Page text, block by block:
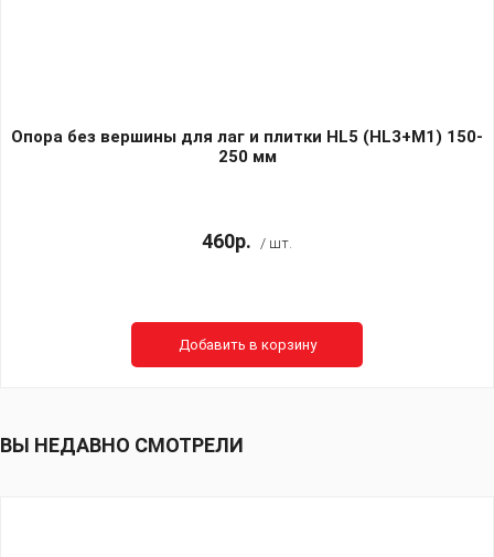
Опора без вершины для лаг и плитки HL5 (HL3+M1) 150-
250 мм
460р. / шт.
Добавить в корзину
ВЫ НЕДАВНО СМОТРЕЛИ